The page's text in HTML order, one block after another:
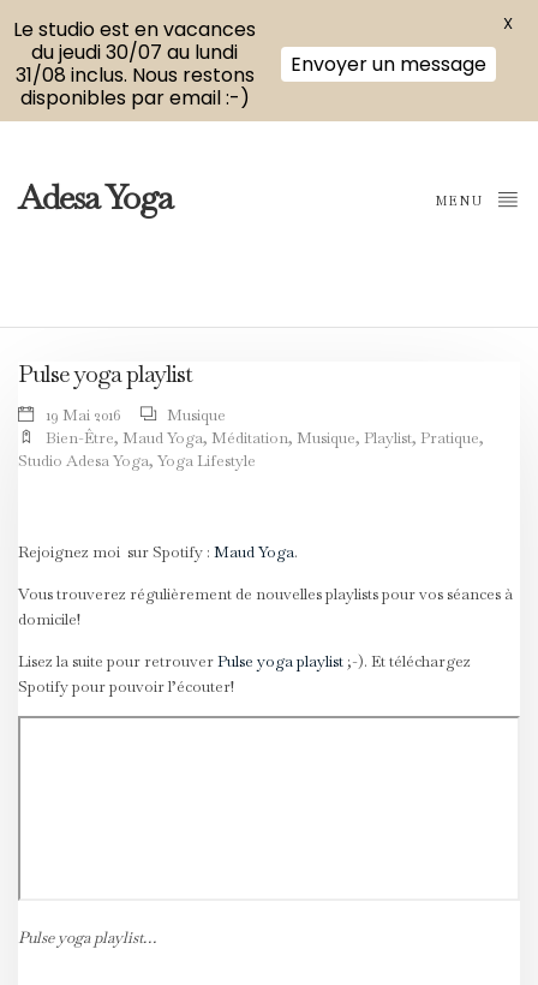
Adesa Yoga MENU
Pulse yoga playlist
19 Mai 2016
Musique
Bien-Être, Maud Yoga, Méditation, Musique, Playlist, Pratique,
Studio Adesa Yoga, Yoga Lifestyle
Rejoignez moi sur Spotify : Maud Yoga.
Vous trouverez régulièrement de nouvelles playlists pour vos séances à
domicile!
Lisez la suite pour retrouverPulse yoga playlist ;-). Et téléchargez
Spotify pour pouvoir l’écouter!
Pulse yoga playlist…
Le studio est en vacances
du jeudi 30/07 au lundi
31/08 inclus. Nous restons
disponibles par email :-)
Envoyer un message
X